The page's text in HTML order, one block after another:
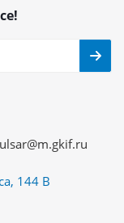
144 В